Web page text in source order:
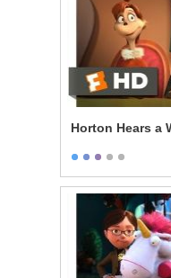
Horton Hears a